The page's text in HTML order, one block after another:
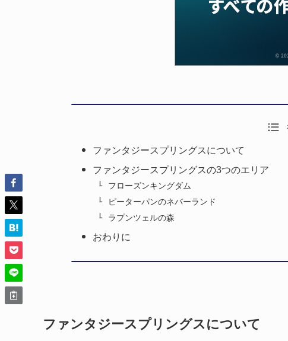
ファンタジースプリングスについて
ファンタジースプリングスの3つのエリア
フローズンキングダム
ピーターパンのネバーランド
ラプンツェルの森
おわりに
ファンタジースプリングスについて